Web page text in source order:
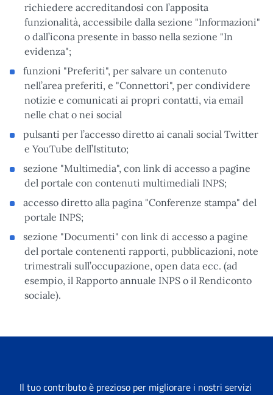
richiedere accreditandosi con l’apposita
funzionalità, accessibile dalla sezione "Informazioni"
o dall’icona presente in basso nella sezione "In
evidenza";
funzioni "Preferiti", per salvare un contenuto
nell’area preferiti, e "Connettori", per condividere
notizie e comunicati ai propri contatti, via email
nelle chat o nei social
pulsanti per l’accesso diretto ai canali social Twitter
e YouTube dell’Istituto;
sezione "Multimedia", con link di accesso a pagine
del portale con contenuti multimediali INPS;
accesso diretto alla pagina "Conferenze stampa" del
portale INPS;
sezione "Documenti" con link di accesso a pagine
del portale contenenti rapporti, pubblicazioni, note
trimestrali sull’occupazione, open data ecc. (ad
esempio, il Rapporto annuale INPS o il Rendiconto
sociale).
Il tuo contributo è prezioso per migliorare i nostri servizi